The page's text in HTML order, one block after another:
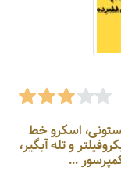
اسکرو خط
و تله آبگیر،